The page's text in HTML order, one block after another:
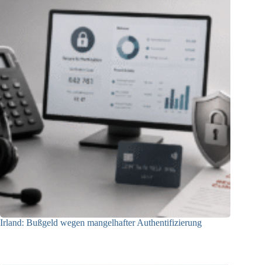
Irland: Bußgeld wegen mangelhafter Authentifizierung